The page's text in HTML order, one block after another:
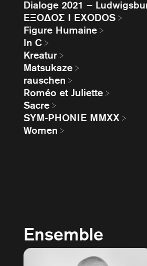
Dialoge 2021 –
EΞΟΔΟΣ I EXODOS
Figure Humaine
In C
Kreatur
Matsukaze
rauschen
Roméo et Juliette
Sacre
SYM-PHONIE MMXX
Women
Ensemble